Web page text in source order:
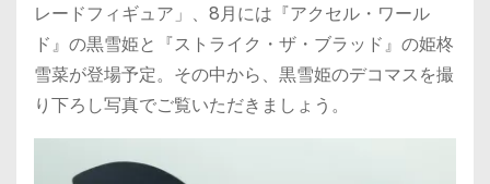
レードフィギュア」、8月には『アクセル・ワール
ド』の黒雪姫と『ストライク・ザ・ブラッド』の姫柊
雪菜が登場予定。その中から、黒雪姫のデコマスを撮
り下ろし写真でご覧いただきましょう。